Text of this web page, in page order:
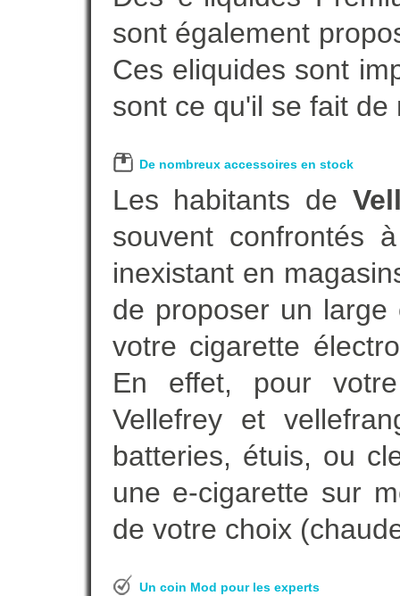
sont également
Ces eliquides sont
sont ce qu'il se fait
De nombreux accessoires en stock
Les habitants de
souvent confrontés
inexistant en
de proposer un large
votre cigarette
En effet, pour
Vellefrey et
batteries, étuis, ou
une e-cigarette sur
de votre choix
Un coin Mod pour les experts